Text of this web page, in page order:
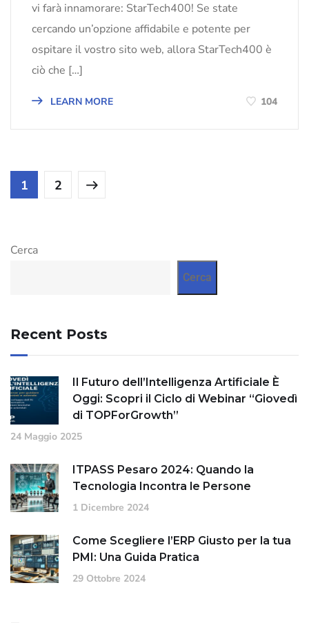
vi farà innamorare: StarTech400! Se state
cercando un’opzione affidabile e potente per
ospitare il vostro sito web, allora StarTech400 è
ciò che […]
LEARN MORE 104
1 2
Cerca
Cerca
Recent Posts
Il Futuro dell’Intelligenza Artificiale È
Oggi: Scopri il Ciclo di Webinar “Giovedì
di TOPForGrowth”
24 Maggio 2025
ITPASS Pesaro 2024: Quando la
Tecnologia Incontra le Persone
1 Dicembre 2024
Come Scegliere l’ERP Giusto per la tua
PMI: Una Guida Pratica
29 Ottobre 2024